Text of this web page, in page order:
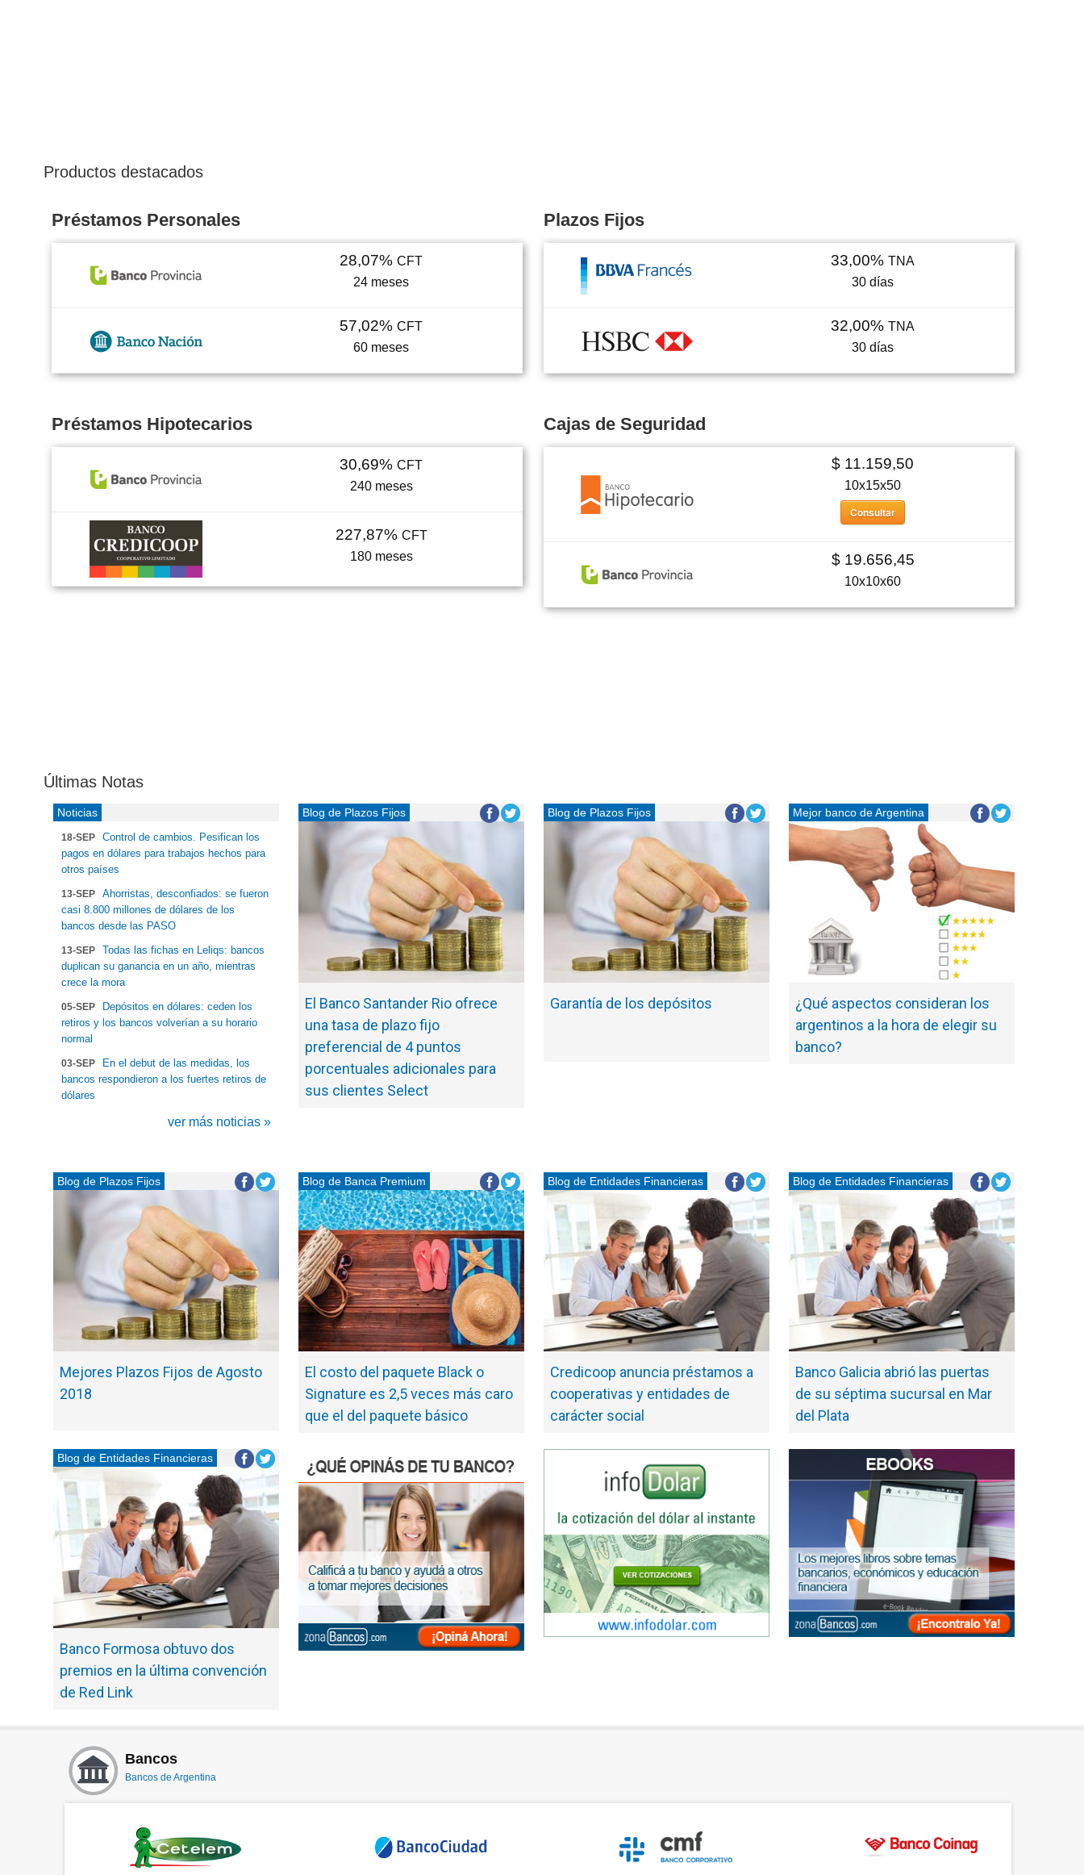
Productos destacados
Préstamos Personales
28,07%CFT
24 meses
57,02%CFT
60 meses
Plazos Fijos
33,00%TNA
30días
32,00%TNA
30días
Préstamos Hipotecarios
30,69%CFT
240 meses
227,87% CFT
180 meses
Cajas de Seguridad
$ 11.159,50
10x15x50
Consultar
$ 19.656,45
10x10x60
Últimas Notas
Noticias
18-SEP
Control de cambios. Pesifican los
pagos en dólares para trabajos hechos para
otros países
13-SEP
Ahorristas, desconfiados: se fueron
casi 8.800 millones de dólares de los
bancos desde las PASO
13-SEP
Todas las fichas en Leliqs: bancos
duplican su ganancia en un año, mientras
crece la mora
05-SEP
Depósitos en dólares: ceden los
retiros y los bancos volverían a su horario
normal
03-SEP
En el debut de las medidas, los
bancos respondieron a los fuertes retiros de
dólares
ver más noticias »
Blog de Plazos Fijos
El Banco Santander Rio ofrece
una tasa de plazo fijo
preferencial de 4 puntos
porcentuales adicionales para
sus clientes Select
Blog de Plazos Fijos
Garantía de los depósitos
Mejor banco de Argentina
¿Qué aspectos consideran los
argentinos a la hora de elegir su
banco?
Blog de Plazos Fijos
Mejores Plazos Fijos de Agosto
2018
Blog de Banca Premium
El costo del paquete Black o
Signature es 2,5 veces más caro
que el del paquete básico
Blog de Entidades Financieras
Credicoop anuncia préstamos a
cooperativas y entidades de
carácter social
Blog de Entidades Financieras
Banco Galicia abrió las puertas
de su séptima sucursal en Mar
del Plata
Blog de Entidades Financieras
Banco Formosa obtuvo dos
premios en la última convención
de Red Link
Bancos
Bancos de Argentina